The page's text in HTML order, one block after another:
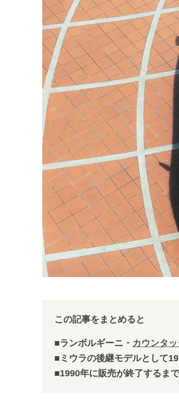
この記事をまとめると
■ランボルギーニ・ カウンタッ
■ミウラの後継モデルとして
■1990年に販売が終了するま